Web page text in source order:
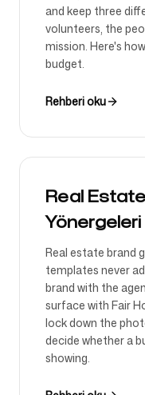
and keep three
volunteers, the
mission. Here's
budget.
Rehberi oku
Real
Yönergeleri
Real estate brand
templates never
brand with the
surface with Fair
lock down the
decide whether a
showing.